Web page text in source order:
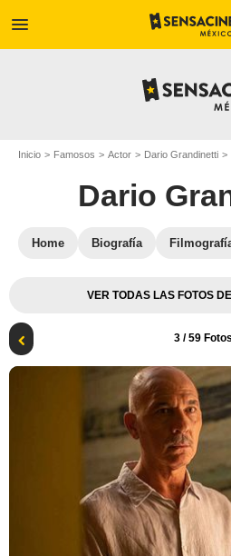
menu
Inicio Famosos Actor Dario Grandinetti
Dario
Home Biografía
VER TODAS LAS FOTOS
3/ 59 Fotos